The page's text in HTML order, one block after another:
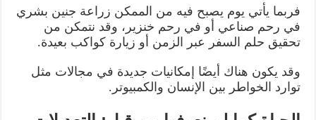
فربما يأتي يوم يصبح فيه من الممكن زراعة جنين بشري
في رحم صناعي أو في رحم خنزير، وقد نتمكن من
تحقيق حلم السفر عبر الزمن أو زيارة كواكب بعيدة.
وقد يكون هناك أيضًا إمكانيات جديدة في مجالات مثل
توارد الخواطر بين الإنسان والكمبيوتر.